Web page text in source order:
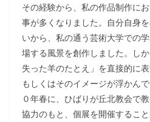
その経験から、私の作品制作に
事が多くなりました。自分自身
いから、私の通う芸術大学での
場する風景を創作しました。し
失った羊のたとえ」を直接的に
もしくはそのイメージが浮かん
０年春に、ひばりが丘北教会で
協力のもと、個展を開催するこ